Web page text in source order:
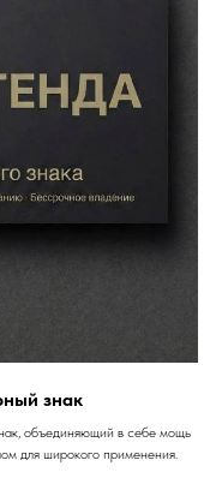
знак
объединяющий в себе мощь
для широкого применения.